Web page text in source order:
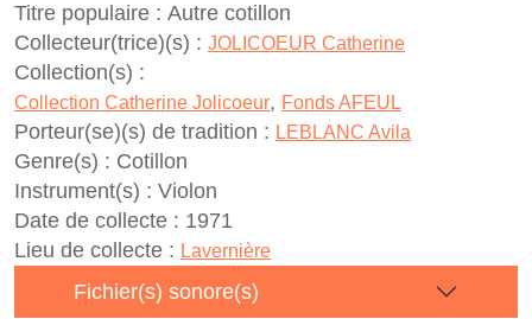
Titre populaire : Autre cotillon
Collecteur(trice)(s) : JOLICOEUR Catherine
Collection(s) :
Collection Catherine Jolicoeur, Fonds AFEUL
Porteur(se)(s) de tradition : LEBLANC Avila
Genre(s) : Cotillon
Instrument(s) : Violon
Date de collecte : 1971
Lieu de collecte : Lavernière
Fichier(s) sonore(s)